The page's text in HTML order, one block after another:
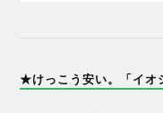
★けっこう安い。「イオ